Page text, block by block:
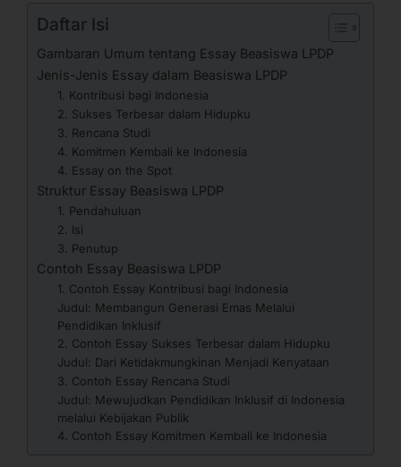
Daftar Isi
Gambaran Umum tentang Essay Beasiswa LPDP
Jenis-Jenis Essay dalam Beasiswa LPDP
1. Kontribusi bagi Indonesia
2. Sukses Terbesar dalam Hidupku
3. Rencana Studi
4. Komitmen Kembali ke Indonesia
4. Essay on the Spot
Struktur Essay Beasiswa LPDP
1. Pendahuluan
2. Isi
3. Penutup
Contoh Essay Beasiswa LPDP
1. Contoh Essay Kontribusi bagi Indonesia
Judul: Membangun Generasi Emas Melalui
Pendidikan Inklusif
2. Contoh Essay Sukses Terbesar dalam Hidupku
Judul: Dari Ketidakmungkinan Menjadi Kenyataan
3. Contoh Essay Rencana Studi
Judul: Mewujudkan Pendidikan Inklusif di Indonesia
melalui Kebijakan Publik
4. Contoh Essay Komitmen Kembali ke Indonesia